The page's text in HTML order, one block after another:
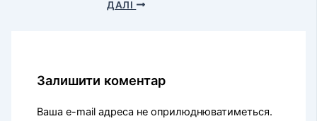
ДАЛІ
Залишити коментар
Ваша e-mail адреса не оприлюднюватиметься.